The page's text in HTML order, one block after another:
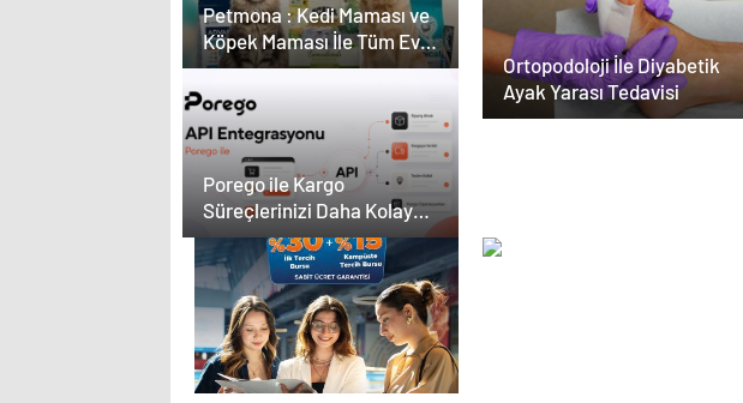
Petmona : Kedi Maması ve
Köpek Maması İle Tüm Evcil
Hayvan Ürünleri
Porego ile Kargo
Süreçlerinizi Daha Kolay
Yönetin
Ortopodoloji İle Diyabetik
Ayak Yarası Tedavisi